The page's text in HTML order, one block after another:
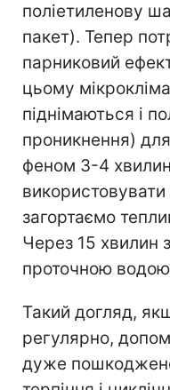
поліетиленову
пакет). Тепер
парниковий
цьому
піднімаються і
проникнення)
феном 3-4
загортаємо
Через 15 хвилин
проточною
Такий догляд,
регулярно,
дуже